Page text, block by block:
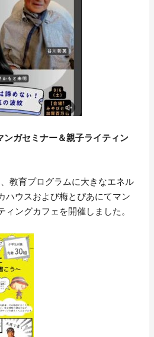
ガセミナー＆親子ライティン
教育プログラムに大きなエネル
ハウスおよび梅とぴあにてマン
ングカフェを開催しました。